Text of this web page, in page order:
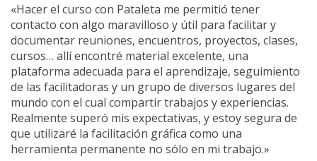
«Hacer el curso con Pataleta me permitió tener
contacto con algo maravilloso y útil para facilitar y
documentar reuniones, encuentros, proyectos, clases,
cursos… allí encontré material excelente, una
plataforma adecuada para el aprendizaje, seguimiento
de las facilitadoras y un grupo de diversos lugares del
mundo con el cual compartir trabajos y experiencias.
Realmente superó mis expectativas, y estoy segura de
que utilizaré la facilitación gráfica como una
herramienta permanente no sólo en mi trabajo.»